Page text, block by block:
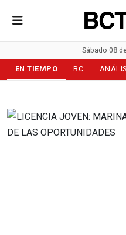
Sábado 08
EN TIEMPO BC